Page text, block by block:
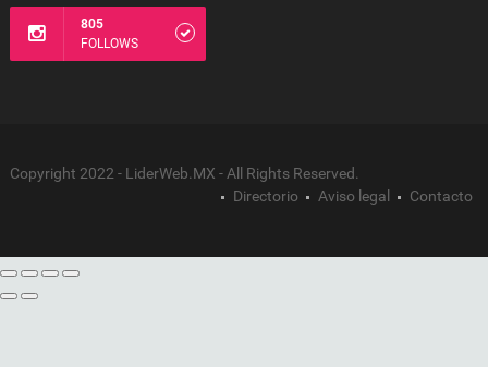
805
FOLLOWS
Copyright 2022 - LiderWeb.MX - All Rights Reserved.
Directorio
Aviso legal Contacto